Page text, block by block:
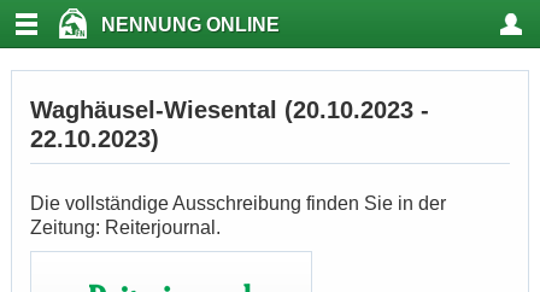
NENNUNG ONLINE
Waghäusel-Wiesental (20.10.2023 -
22.10.2023)
Die vollständige Ausschreibung finden Sie in der
Zeitung: Reiterjournal.